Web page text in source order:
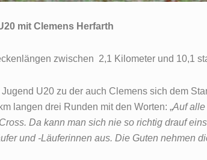
mit Clemens Herfarth
zwischen 2,1 Kilometer und 10,1
U20 zu der auch Clemens sich dem
langen drei Runden mit den Worten: „Auf alle
Da kann man sich nie so richtig drauf
und -Läuferinnen aus. Die Guten nehmen